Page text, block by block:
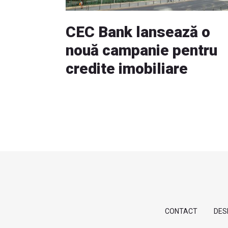
CEC Bank lansează o
nouă campanie pentru
credite imobiliare
CONTACT